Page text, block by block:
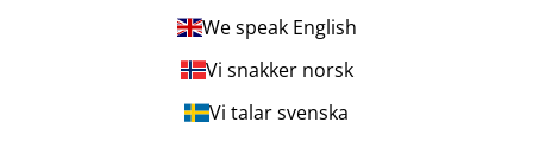
We speak English
Vi snakker norsk
Vi talar svenska